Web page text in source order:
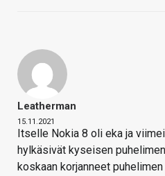
Leatherman
15.11.2021
Itselle Nokia 8 oli eka ja
hylkäsivät kyseisen
koskaan korjanneet